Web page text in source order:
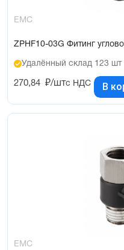
EMC
ZPHF10-03G Фитинг
Удалённый склад 123 шт
270,84 ₽/штс НДС В
EMC